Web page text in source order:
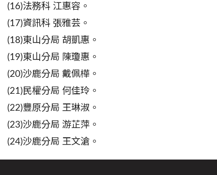
(16)法務科 江惠容。
(17)資訊科 張雅芸。
(18)東山分局 胡凱惠。
(19)東山分局 陳瓊惠。
(20)沙鹿分局 戴佩樺。
(21)民權分局 何佳玲。
(22)豐原分局 王琳淑。
(23)沙鹿分局 游芷萍。
(24)沙鹿分局 王文滄。